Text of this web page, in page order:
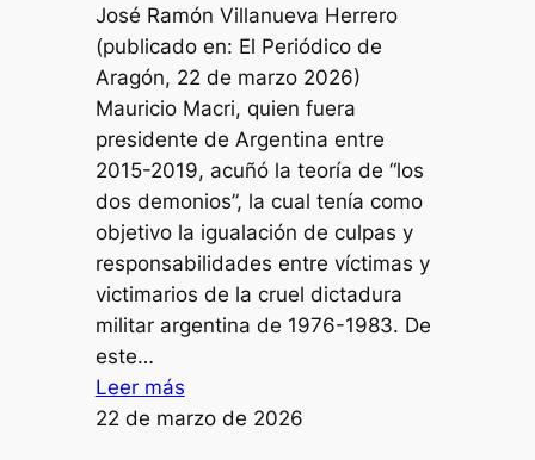
José Ramón Villanueva Herrero
(publicado en: El Periódico de
Aragón, 22 de marzo 2026)
Mauricio Macri, quien fuera
presidente de Argentina entre
2015-2019, acuñó la teoría de “los
dos demonios”, la cual tenía como
objetivo la igualación de culpas y
responsabilidades entre víctimas y
victimarios de la cruel dictadura
militar argentina de 1976-1983. De
este…
Leer más:
Perversas
22 de marzo de 2026